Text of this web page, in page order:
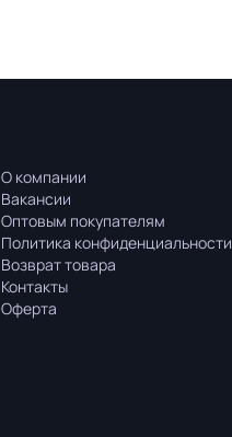
О компании
Вакансии
Оптовым покупателям
Политика конфиденциальности
Возврат товара
Контакты
Оферта